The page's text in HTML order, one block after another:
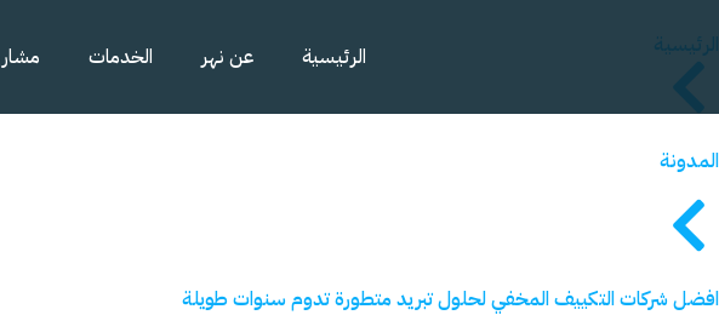
إلى
المحتوى
الرئيسية عن نهر الخدمات الرئيسية
المدونة
افضل شركات التكييف المخفي لحلول تبريد متطورة تدوم سنوات طويلة